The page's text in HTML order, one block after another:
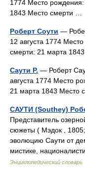
1774 Место
1843 Место смерти …
Роберт Соути —
12 августа 1774
смерти: 21 марта
Саути Р. — Роберт
августа 1774 Место
21 марта 1843 Место
САУТИ (Southey)
Представитель
сюжеты ( Мэдок ,
эволюцию Саути от
мистике,
Энциклопедический словарь